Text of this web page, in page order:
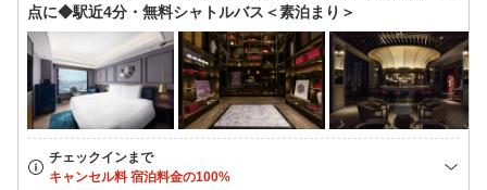
点に◆駅近4分・無料シャトルバス＜素泊まり＞